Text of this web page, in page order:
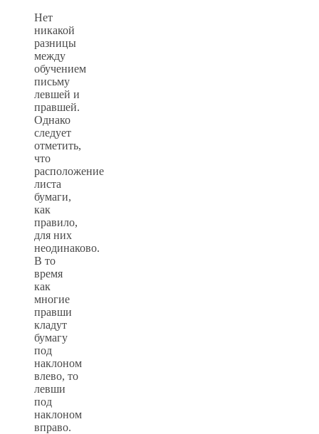
Нет
никакой
разницы
между
обучением
письму
левшей и
правшей.
Однако
следует
отметить,
что
расположение
листа
бумаги,
как
правило,
для них
неодинаково.
В то
время
как
многие
правши
кладут
бумагу
под
наклоном
влево, то
левши
под
наклоном
вправо.